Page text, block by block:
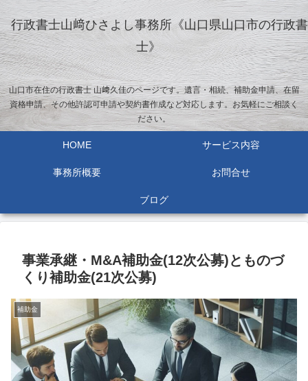
行政書士山﨑ひさよし事務所《山口県山口市の行政書
士》
山口市在住の行政書士 山﨑久佳のページです。遺言・相続、補助金申請、在留
資格申請、その他許認可申請や契約書作成など対応します。お気軽にご相談く
ださい。
HOME サービス内容
事務所概要 お問合せ
ブログ
事業承継・M&A補助金(12次公募)とものづ
くり補助金(21次公募)
補助金